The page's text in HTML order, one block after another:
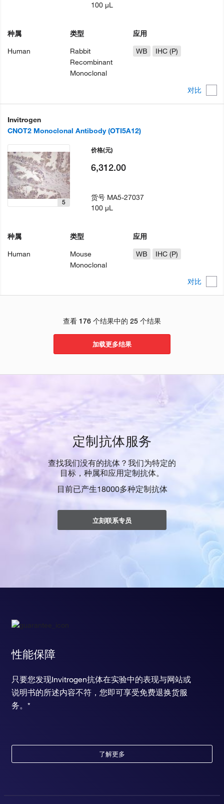
对比
种属
Human
类型
Rabbit
Recombinant
Monoclonal
应用
WB
IHC (P)
100 µL
Invitrogen
CNOT2 Monoclonal Antibody (OTI5A12)
对比
5
种属
Human
类型
Mouse
Monoclonal
应用
WB
IHC (P)
价格(元)
6,312.00
货号 MA5-27037
100 µL
查看 176 个结果中的 25 个结果
加载更多结果
定制抗体服务
查找我们没有的抗体？我们为特定的
目标，种属和应用定制抗体。
目前已产生18000多种定制抗体
立刻联系专员
性能保障
只要您发现Invitrogen抗体在实验中的表现与网站或
说明书的所述内容不符，您即可享受免费退换货服
务。*
了解更多